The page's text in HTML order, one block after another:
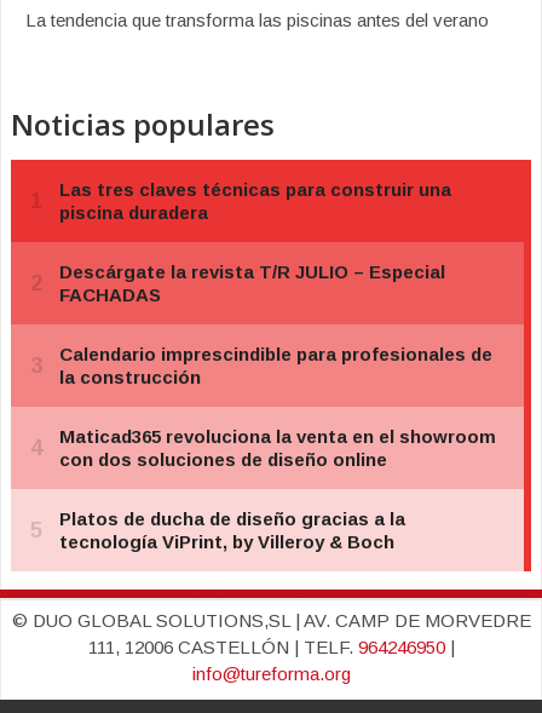
La tendencia que transforma las piscinas antes del verano
Noticias populares
© DUO GLOBAL SOLUTIONS,SL | AV. CAMP DE MORVEDRE
111, 12006 CASTELLÓN | TELF. 964246950|
info@tureforma.org